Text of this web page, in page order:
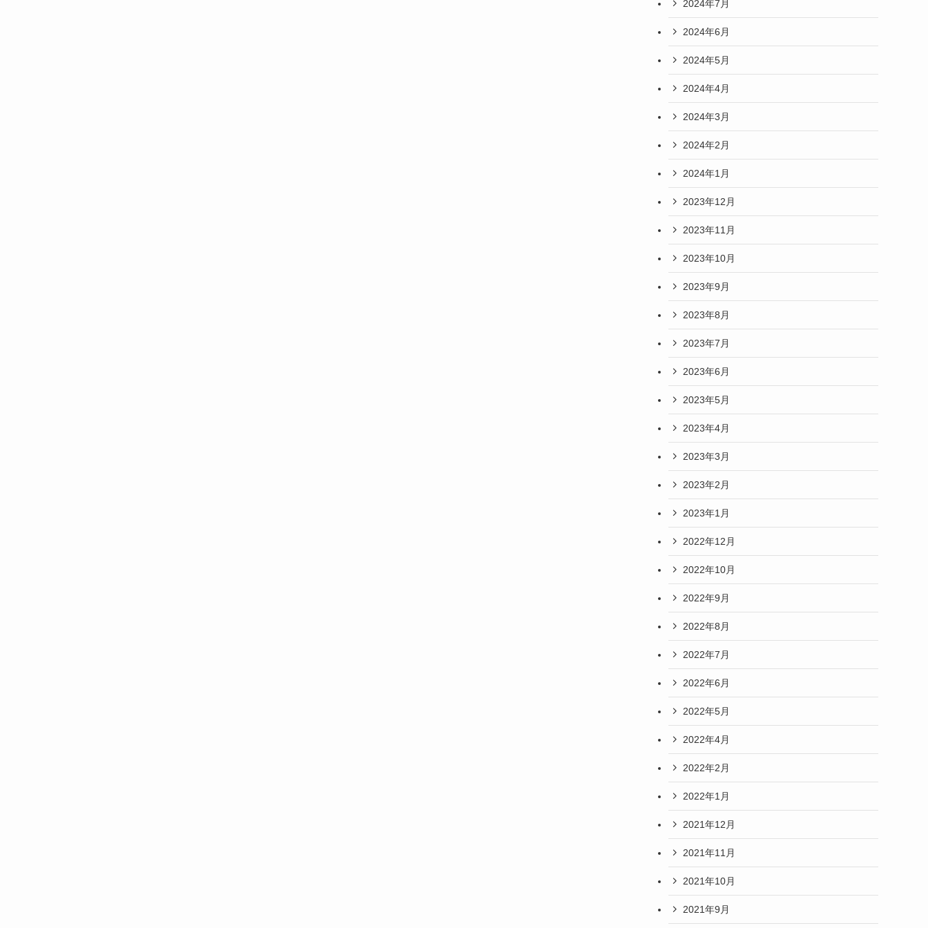
2024年7月
2024年6月
2024年5月
2024年4月
2024年3月
2024年2月
2024年1月
2023年12月
2023年11月
2023年10月
2023年9月
2023年8月
2023年7月
2023年6月
2023年5月
2023年4月
2023年3月
2023年2月
2023年1月
2022年12月
2022年10月
2022年9月
2022年8月
2022年7月
2022年6月
2022年5月
2022年4月
2022年2月
2022年1月
2021年12月
2021年11月
2021年10月
2021年9月